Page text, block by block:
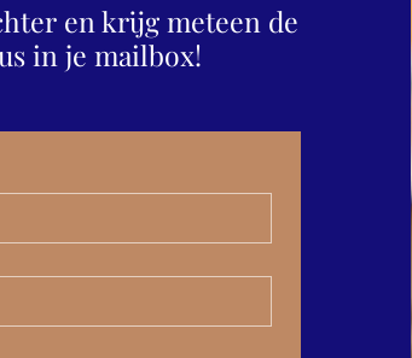
en krijg meteen de
in je mailbox!